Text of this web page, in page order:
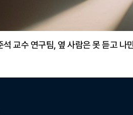
교수 연구팀, 옆 사람은 못 듣고 나